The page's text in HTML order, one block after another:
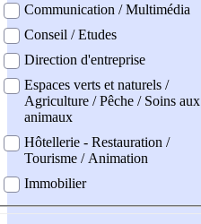
Communication / Multimédia
Conseil / Etudes
Direction d'entreprise
Espaces verts et naturels /
Agriculture / Pêche / Soins aux
animaux
Hôtellerie - Restauration /
Tourisme / Animation
Immobilier